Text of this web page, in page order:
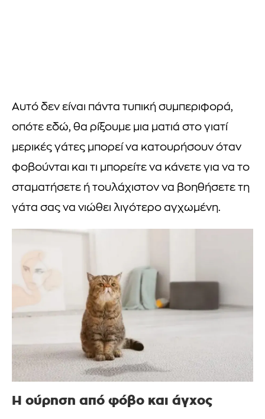
Αυτό δεν είναι πάντα τυπική συμπεριφορά,
οπότε εδώ, θα ρίξουμε μια ματιά στο γιατί
μερικές γάτες μπορεί να κατουρήσουν όταν
φοβούνται και τι μπορείτε να κάνετε για να το
σταματήσετε ή τουλάχιστον να βοηθήσετε τη
γάτα σας να νιώθει λιγότερο αγχωμένη.
Η ούρηση από φόβο και άγχος